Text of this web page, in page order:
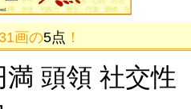
画の5点 ！
頭領 社交性